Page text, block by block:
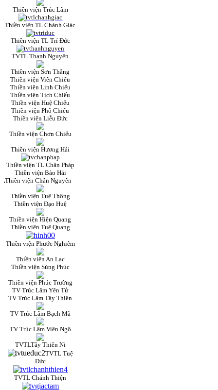
Thiền viện Trúc Lâm
Thiền viện TL Chánh Giác
Thiền viện TL Trí Đức
TVTL Thanh Nguyên
Thiền viện Sơn Thắng
Thiền viện Viên Chiếu
Thiền viện Linh Chiếu
Thiền viện Tịch Chiếu
Thiền viện Huệ Chiếu
Thiền viện Phổ Chiếu
Thiền viện Liễu Đức
Thiền viện Chơn Chiếu
Thiền viện Hương Hải
Thiền viện TL Chân Pháp
Thiền viện Bảo Hải
Thiền viện Chân Nguyên
Thiền viện Tuệ Thông
Thiền viện Đạo Huệ
Thiền viện Hiện Quang
Thiền viện Tuệ Quang
Thiền viện Phước Nghiêm
Thiền viện An Lạc
Thiền viện Sùng Phúc
Thiền viện Phúc Trường
TV Trúc Lâm Yên Tử
TV Trúc Lâm Tây Thiên
TV Trúc Lâm Bạch Mã
TV Trúc Lâm Viên Ngộ
TVTLTây Thiên Ni
TVTL Tuệ
Đức
TVTL Chánh Thiện